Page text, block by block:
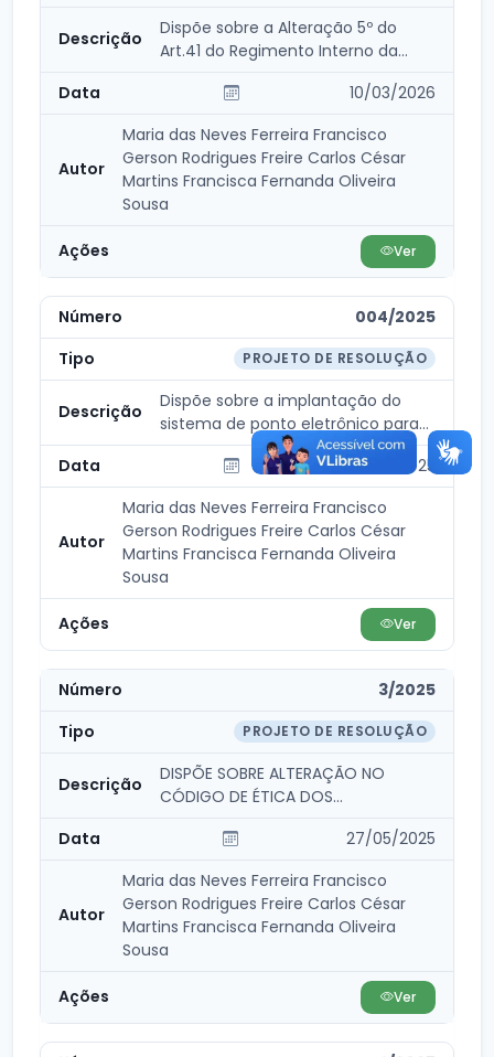
Dispõe sobre a Alteração 5º do
Art.41 do Regimento Interno da
10/03/2026
Maria das Neves Ferreira Francisco
Gerson Rodrigues Freire Carlos César
Martins Francisca Fernanda Oliveira
Sousa
Ver
004/2025
PROJETO DE RESOLUÇÃO
Dispõe sobre a implantação do
sistema de ponto eletrônico para
controle de frequ...
18/06/2025
Maria das Neves Ferreira Francisco
Gerson Rodrigues Freire Carlos César
Martins Francisca Fernanda Oliveira
Sousa
Ver
3/2025
PROJETO DE RESOLUÇÃO
DISPÕE SOBRE ALTERAÇÃO NO
CÓDIGO DE ÉTICA DOS
PROVIDÊN...
27/05/2025
Maria das Neves Ferreira Francisco
Gerson Rodrigues Freire Carlos César
Martins Francisca Fernanda Oliveira
Sousa
Ver